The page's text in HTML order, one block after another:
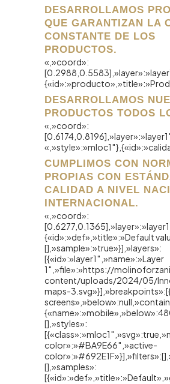
DESARROLLAMOS
QUE GARANTIZAN LA
CONSTANTE DE LOS
PRODUCTOS.
«,»coord»:
DESARROLLAMOS
PRODUCTOS TODOS
«,»coord»:
CUMPLIMOS CON
PROPIAS CON
CALIDAD A NIVEL
INTERNACIONAL.
«,»coord»:
{«id»:»def»,»title»:»Default
[],»sample»:»true»}],»layers»:
[{«id»:»layer1″,»name»:»Layer
1″,»file»:»https://
content/uploads/2024/05/
maps-
[],»styles»:
color»:»#BA9E66″,»active-
[],»samples»: